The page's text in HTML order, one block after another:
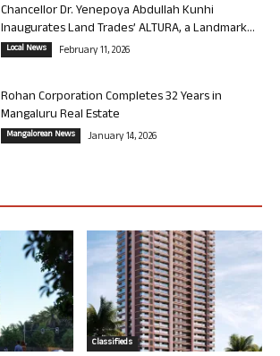
Chancellor Dr. Yenepoya Abdullah Kunhi
Inaugurates Land Trades’ ALTURA, a Landmark...
Local News February 11, 2026
Rohan Corporation Completes 32 Years in
Mangaluru Real Estate
Mangalorean News January 14, 2026
Classifieds